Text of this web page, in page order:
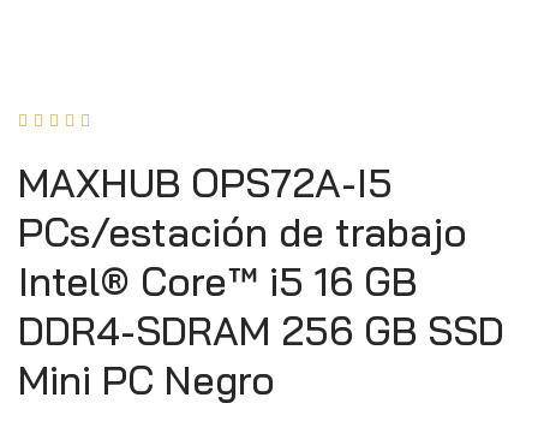
    
MAXHUB OPS72A-I5
PCs/estación de trabajo
Intel® Core™ i5 16 GB
DDR4-SDRAM 256 GB SSD
Mini PC Negro